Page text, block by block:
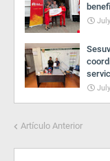
Artículo Anterior